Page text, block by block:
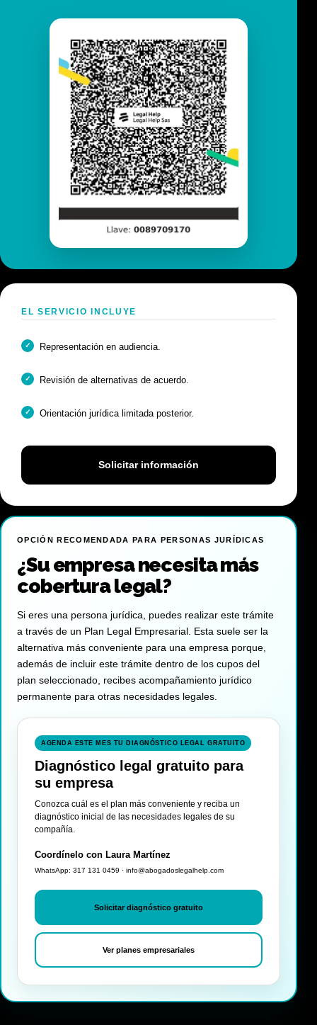
EL SERVICIO INCLUYE
Representación en audiencia.
Revisión de alternativas de acuerdo.
Orientación jurídica limitada posterior.
Solicitar información
OPCIÓN RECOMENDADA PARA PERSONAS JURÍDICAS
¿Su empresa necesita más
cobertura legal?
Si eres una persona jurídica, puedes realizar este trámite
a través de un Plan Legal Empresarial. Esta suele ser la
alternativa más conveniente para una empresa porque,
además de incluir este trámite dentro de los cupos del
plan seleccionado, recibes acompañamiento jurídico
permanente para otras necesidades legales.
AGENDA ESTE MES TU DIAGNÓSTICO LEGAL GRATUITO
Diagnóstico legal gratuito para
su empresa
Conozca cuál es el plan más conveniente y reciba un
diagnóstico inicial de las necesidades legales de su
compañía.
Coordínelo con Laura Martínez
WhatsApp: 317 131 0459 · info@abogadoslegalhelp.com
Solicitar diagnóstico gratuito
Ver planes empresariales